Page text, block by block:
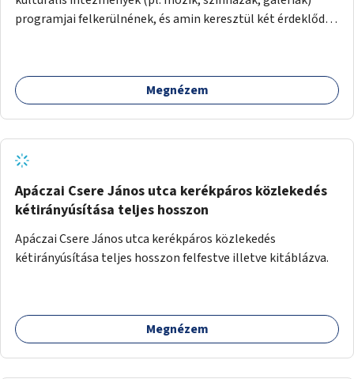
programjai felkerülnének, és amin keresztül két érdeklődő,
Megnézem
Apáczai Csere János utca kerékpáros közlekedés
kétirányúsítása teljes hosszon
Apáczai Csere János utca kerékpáros közlekedés
kétirányúsítása teljes hosszon felfestve illetve kitáblázva.
Megnézem